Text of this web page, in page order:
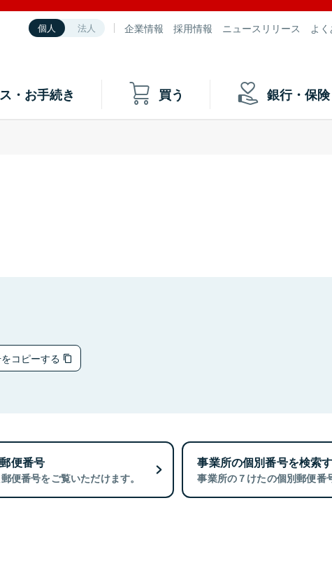
個人 法人 企業情報 採用情報 ニュースリリース よ
・お手続き 買う 銀行・保険
コピーする
便番号
便番号をご覧いただけます。
事業所の個別番号を検索
事業所の７けたの個別郵便番